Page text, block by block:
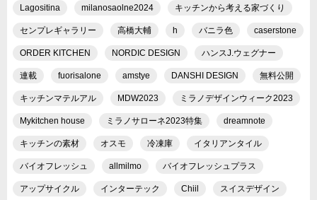
Lagositina milanosaolne2024 キッチンから考える家づくり
センプレギャラリー 高橋大輔 h バニラ色 caserstone
ORDER KITCHEN NORDIC DESIGN ハンスJ.ウェグナー
連載 fuorisalone amstye DANSHI DESIGN 無料公開
キッチンマテルアル MDW2023 ミラノデザインウィーク2023
Mykitchen house ミラノサローネ2023特集 dreamnote
キッチンの素材 オスモ 冷凍庫 イタリアンタイル
バイオフレッシュ allmilmo バイオフレッシュプラス
アップサイクル インターテック Chiil スイスデザイン